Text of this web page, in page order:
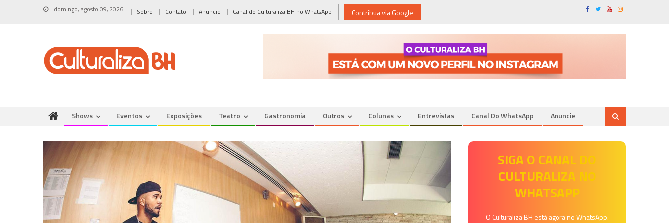
domingo, agosto 09, 2026 Sobre Contato Anuncie Canal do Culturaliza BH no WhatsApp Contribua via Google
Shows Eventos Exposições Teatro Gastronomia Outros Colunas Entrevistas Canal Do WhatsApp Anuncie
SIGA O CANAL DO
CULTURALIZA NO
WHATSAPP
O Culturaliza BH está agora no WhatsApp.